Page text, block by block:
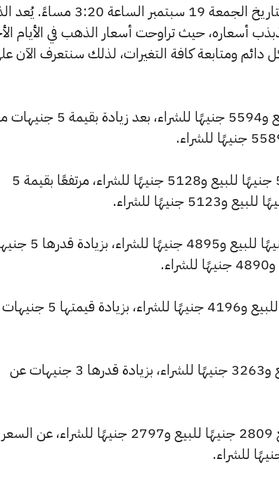
يبحث الكثيرون عن سعر الذهب اليوم في مصر بتاريخ الجمعة 19
أسعاره، حيث تراوحت أسعار الذهب في الأيام
بشكل دائم ومتابعة كافة التغيرات، لذلك سنتعرف الآن
ارتفع سعر عيار 24 ليصل إلى 5617 جنيهًا للبيع و5594 جنيهًا
كما سجل سعر عيار 22 ارتفاعًا ليصل إلى 5149 جنيهًا للبيع و5128 جنيهًا للشراء، مرتفعًا بقيمة 5
كما شهد سعر عيار 21 ارتفاعًا ليصبح 4915 جنيهًا
كما ارتفع سعر عيار 18 ليصل إلى 4213 جنيهًا للبيع و4196 جنيهًا
وارتفع سعر عيار 14 ليسجل 3277 جنيهًا للبيع و3263 جنيهًا للشراء، بزيادة قدرها 3 جنيهات عن
وشهد سعر عيار 12 ارتفاعًا بقيمة 3 جنيهًا ليبلغ 2809 جنيهًا للبيع و2797 جنيهًا للشراء، عن السعر